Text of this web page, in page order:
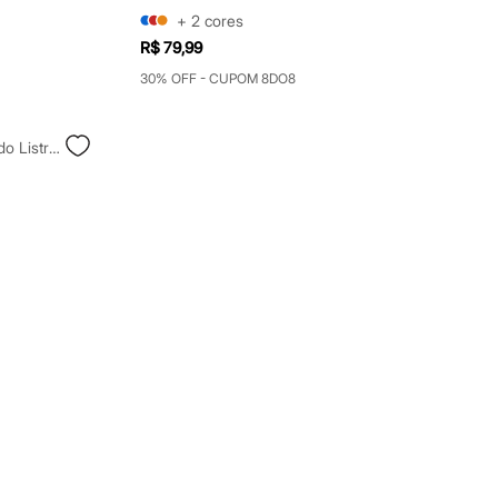
+ 2 cores
R$ 79,99
30% OFF - CUPOM 8DO8
Cachecol Com Franjas Texturizado Listrado Colorido